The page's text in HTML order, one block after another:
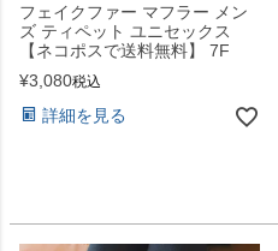
フェイクファー マフラー メン
ズ ティペット ユニセックス
【ネコポスで送料無料】 7F
¥3,080税込
詳細を見る